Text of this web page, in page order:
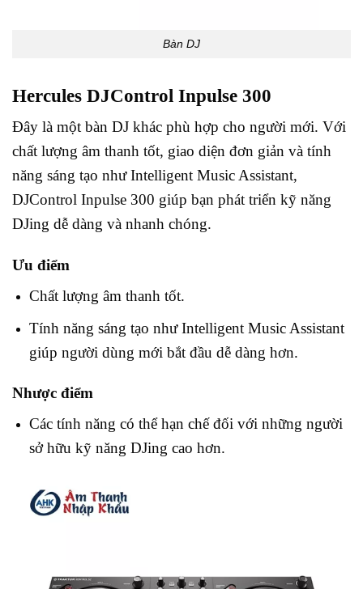
Bàn DJ
Hercules DJControl Inpulse 300
Đây là một bàn DJ khác phù hợp cho người mới. Với
chất lượng âm thanh tốt, giao diện đơn giản và tính
năng sáng tạo như Intelligent Music Assistant,
DJControl Inpulse 300 giúp bạn phát triển kỹ năng
DJing dễ dàng và nhanh chóng.
Ưu điểm
Chất lượng âm thanh tốt.
Tính năng sáng tạo như Intelligent Music Assistant
giúp người dùng mới bắt đầu dễ dàng hơn.
Nhược điểm
Các tính năng có thể hạn chế đối với những người
sở hữu kỹ năng DJing cao hơn.